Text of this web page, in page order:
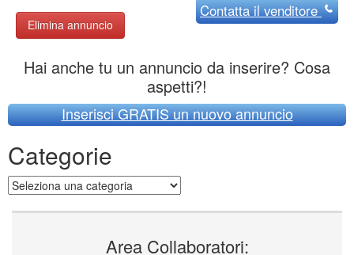
Elimina annuncio
Contattail venditore
Hai anche tu un annuncio da inserire? Cosa
aspetti?!
Inserisci GRATIS un nuovo annuncio
Categorie
Categorie
Area Collaboratori: